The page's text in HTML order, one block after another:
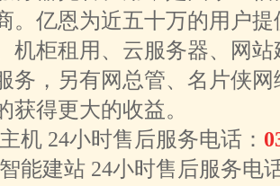
。亿恩为近五十万的用户
机柜租用、云服务器、网
务，另有网总管、名片侠
获得更大的收益。
机 24小时售后服务电话：
能建站 24小时售后服务电